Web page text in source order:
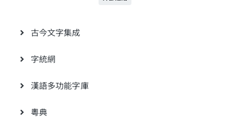
古今文字集成
字統網
漢語多功能字庫
粵典